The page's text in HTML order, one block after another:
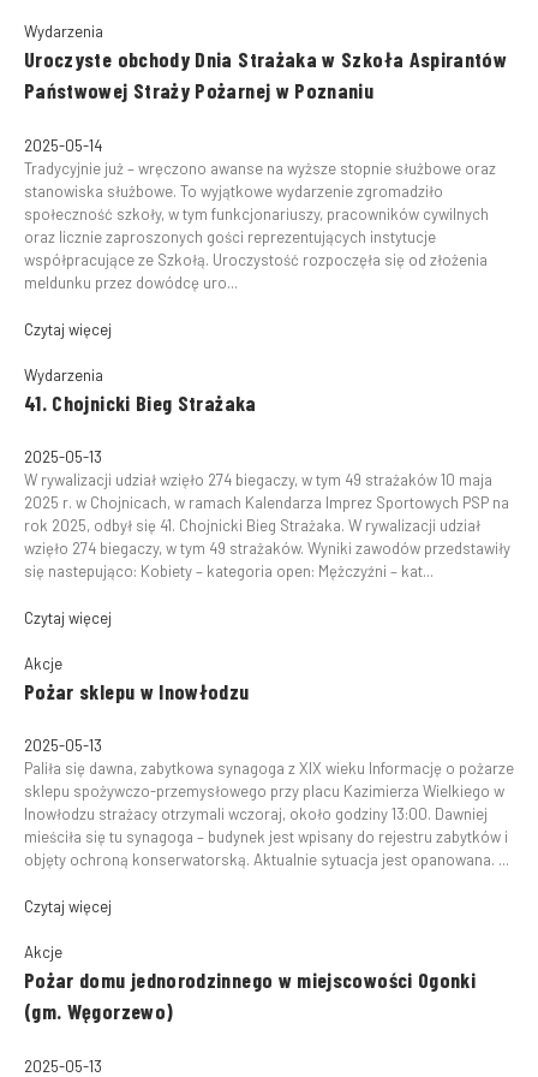
Wydarzenia
Uroczyste obchody Dnia Strażaka w Szkoła Aspirantów
Państwowej Straży Pożarnej w Poznaniu
2025-05-14
Tradycyjnie już – wręczono awanse na wyższe stopnie służbowe oraz
stanowiska służbowe. To wyjątkowe wydarzenie zgromadziło
społeczność szkoły, w tym funkcjonariuszy, pracowników cywilnych
oraz licznie zaproszonych gości reprezentujących instytucje
współpracujące ze Szkołą. Uroczystość rozpoczęła się od złożenia
meldunku przez dowódcę uro...
Czytaj więcej
Wydarzenia
41. Chojnicki Bieg Strażaka
2025-05-13
W rywalizacji udział wzięło 274 biegaczy, w tym 49 strażaków 10 maja
2025 r. w Chojnicach, w ramach Kalendarza Imprez Sportowych PSP na
rok 2025, odbył się 41. Chojnicki Bieg Strażaka. W rywalizacji udział
wzięło 274 biegaczy, w tym 49 strażaków. Wyniki zawodów przedstawiły
się nastepująco: Kobiety – kategoria open: Mężczyźni – kat...
Czytaj więcej
Akcje
Pożar sklepu w Inowłodzu
2025-05-13
Paliła się dawna, zabytkowa synagoga z XIX wieku Informację o pożarze
sklepu spożywczo-przemysłowego przy placu Kazimierza Wielkiego w
Inowłodzu strażacy otrzymali wczoraj, około godziny 13:00. Dawniej
mieściła się tu synagoga – budynek jest wpisany do rejestru zabytków i
objęty ochroną konserwatorską. Aktualnie sytuacja jest opanowana. ...
Czytaj więcej
Akcje
Pożar domu jednorodzinnego w miejscowości Ogonki
(gm. Węgorzewo)
2025-05-13